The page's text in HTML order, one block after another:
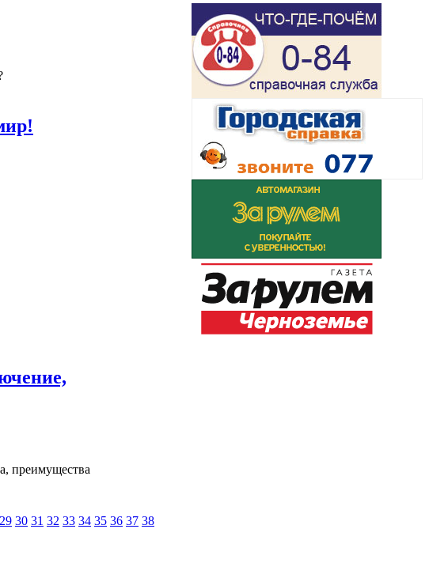
преимущества
29 30 31 32 33 34 35 36 37 38